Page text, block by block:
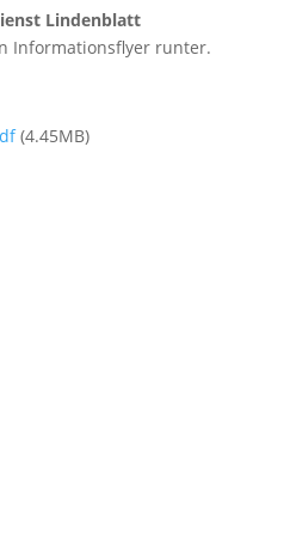
Lindenblatt
Informationsflyer runter.
(4.45MB)